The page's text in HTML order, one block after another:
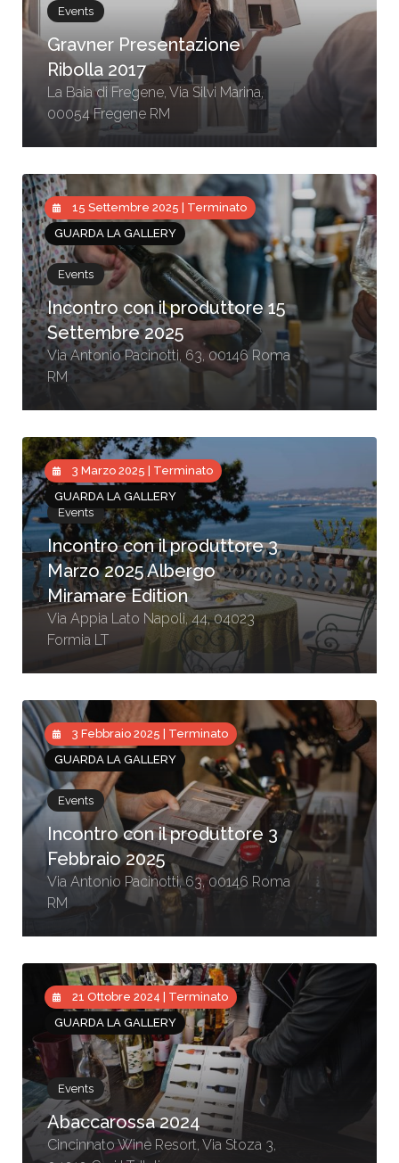
Events
Gravner Presentazione
Ribolla 2017
La Baia di Fregene, Via Silvi Marina,
00054 Fregene RM
15 Settembre 2025 | Terminato
GUARDA LA GALLERY
Events
Incontro con il produttore 15
Settembre 2025
Via Antonio Pacinotti, 63, 00146 Roma
RM
3 Marzo 2025 | Terminato
GUARDA LA GALLERY
Events
Incontro con il produttore 3
Marzo 2025 Albergo
Miramare Edition
Via Appia Lato Napoli, 44, 04023
Formia LT
3 Febbraio 2025 | Terminato
GUARDA LA GALLERY
Events
Incontro con il produttore 3
Febbraio 2025
Via Antonio Pacinotti, 63, 00146 Roma
RM
21 Ottobre 2024 | Terminato
GUARDA LA GALLERY
Events
Abaccarossa 2024
Cincinnato Wine Resort, Via Stoza 3,